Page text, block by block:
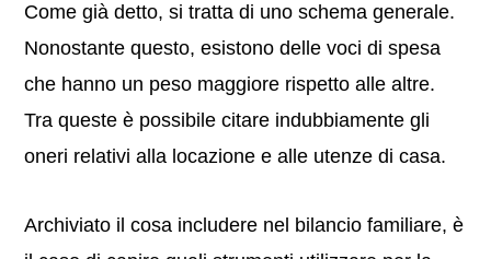
Come già detto, si tratta di uno schema generale.
Nonostante questo, esistono delle voci di spesa
che hanno un peso maggiore rispetto alle altre.
Tra queste è possibile citare indubbiamente gli
oneri relativi alla locazione e alle utenze di casa.
Archiviato il cosa includere nel bilancio familiare, è